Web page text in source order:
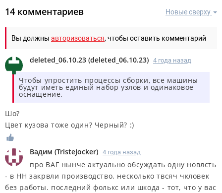
Новые сверху
14 комментариев
Вы должны авторизоваться, чтобы оставить комментарий
deleted_06.10.23 (deleted_06.10.23) 4 года назад
Чтобы упростить процессы сборки, все машины
будут иметь единый набор узлов и одинаковое
оснащение.
Шо?
Цвет кузова тоже один? Черный? :)
Вадим (TristeJocker) 4 года назад
про ВАГ нынче актуально обсуждать одну новлсть
- в НН закрвли производство. несколько твсяч чкловек
без работы. последний фолькс или шкода - тот, что у вас